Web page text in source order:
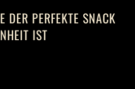
DER PERFEKTE SNACK
IST